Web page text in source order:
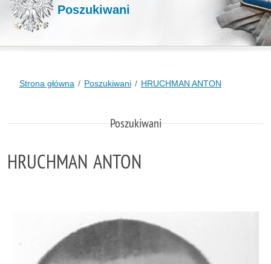
Poszukiwani
Strona główna Poszukiwani HRUCHMAN ANTON
Poszukiwani
HRUCHMAN ANTON